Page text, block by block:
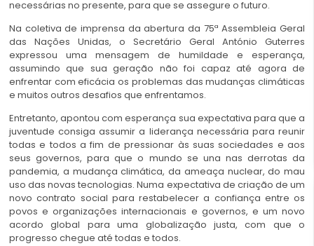
necessárias no presente, para que se assegure o futuro.
Na coletiva de imprensa da abertura da 75ª Assembleia Geral
das Nações Unidas, o Secretário Geral António Guterres
expressou uma mensagem de humildade e esperança,
assumindo que sua geração não foi capaz até agora de
enfrentar com eficácia os problemas das mudanças climáticas
e muitos outros desafios que enfrentamos.
Entretanto, apontou com esperança sua expectativa para que a
juventude consiga assumir a liderança necessária para reunir
todas e todos a fim de pressionar às suas sociedades e aos
seus governos, para que o mundo se una nas derrotas da
pandemia, a mudança climática, da ameaça nuclear, do mau
uso das novas tecnologias. Numa expectativa de criação de um
novo contrato social para restabelecer a confiança entre os
povos e organizações internacionais e governos, e um novo
acordo global para uma globalização justa, com que o
progresso chegue até todas e todos.